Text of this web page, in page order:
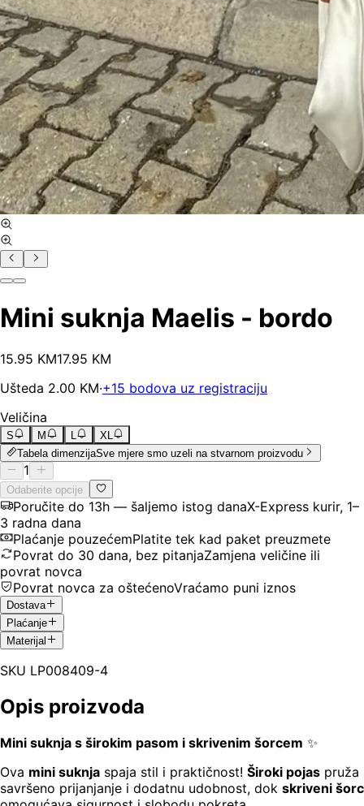
Mini suknja Maelis - bordo
15.95 KM17.95 KM
Ušteda 2.00 KM·+15 bodova uz registraciju
Veličina
S M L
XL
Tabela dimenzijaSve mjere smo uzeli na stvarnom proizvodu
1
Odaberite opcije
Poručite do 13h — šaljemo istog danaX-Express kurir, 1–
3 radna dana
Plaćanje pouzećemPlatite tek kad paket preuzmete
Povrat do 30 dana, bez pitanjaZamjena veličine ili
povrat novca
Povrat novca za oštećenoVraćamo puni iznos
Dostava
Plaćanje
Materijal
SKU LP008409-4
Opis proizvoda
Mini suknja s širokim pasom i skrivenim šorcem ✨
Ova mini suknja spaja stil i praktičnost! Široki pojas pruža
savršeno prijanjanje i dodatnu udobnost, dok skriveni šorc